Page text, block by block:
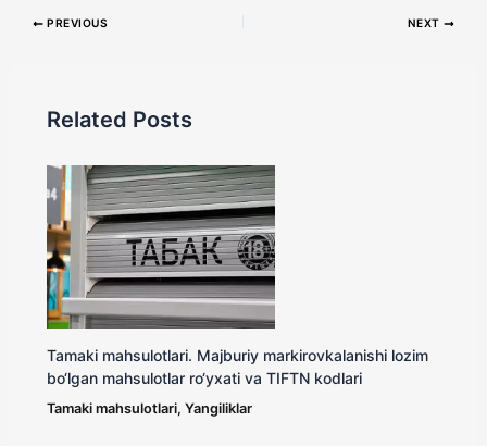
PREVIOUS NEXT
Related Posts
Tamaki mahsulotlari. Majburiy markirovkalanishi lozim
bo‘lgan mahsulotlar ro‘yxati va TIFTN kodlari
Tamaki mahsulotlari, Yangiliklar